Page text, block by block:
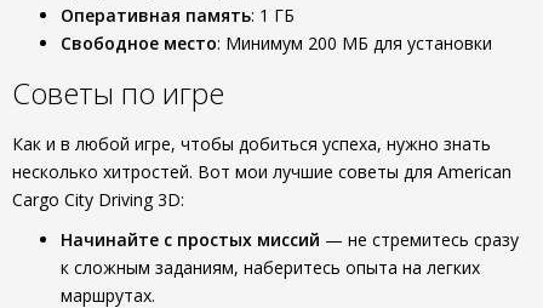
Оперативная память: 1 ГБ
Свободное место: Минимум 200 МБ для установки
Советы по игре
Как и в любой игре, чтобы добиться успеха, нужно знать
несколько хитростей. Вот мои лучшие советы для American
Cargo City Driving 3D:
Начинайте с простых миссий — не стремитесь сразу
к сложным заданиям, наберитесь опыта на легких
маршрутах.